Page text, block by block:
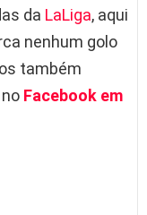
da LaLiga, aqui
nenhum golo
também
Facebook em